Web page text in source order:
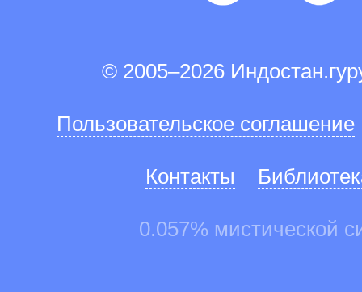
© 2005–2026
Пользовательское соглашение
Контакты
0.057% мистической